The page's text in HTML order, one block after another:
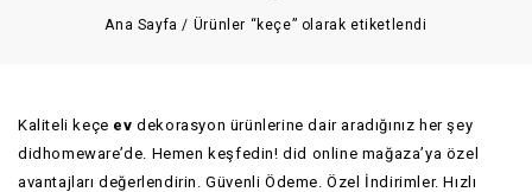
Ana Sayfa / Ürünler “keçe” olarak etiketlendi
Kaliteli keçe ev dekorasyon ürünlerine dair aradığınız her şey
didhomeware’de. Hemen keşfedin! did online mağaza’ya özel
avantajları değerlendirin. Güvenli Ödeme. Özel İndirimler. Hızlı